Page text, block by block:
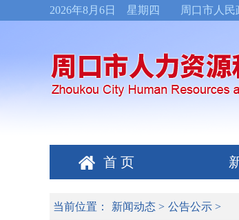
2026年8月6日 星期四 周口市人民
首 页
当前位置： 新闻动态 > 公告公示 >